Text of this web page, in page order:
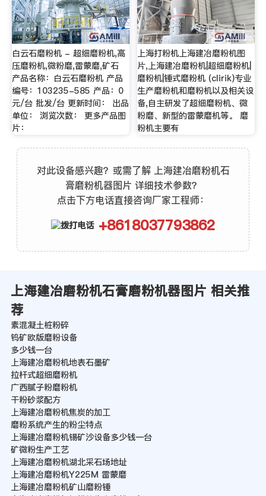
白云石磨粉机 - 超细磨粉机,高
压磨粉机,微粉磨,雷蒙磨,矿石
产品名称：白云石磨粉机 产品
编号：103235-585 产品：0
元/台 批发/台 更新时间： 出品
单位： 浏览次数： 更多产品图
片：
上海打粉机上海建冶磨粉机图
片,上海建冶磨粉机|超细磨粉机|
磨粉机|锤式磨粉机 (clirik)专业
生产磨粉机和磨粉机以及相关设
备,自主研发了超细磨粉机、微
粉磨、新型的雷蒙磨机等。 磨
粉机主要有
对此设备感兴趣？或需了解 上海建冶磨粉机石
膏磨粉机器图片 详细技术参数？
点击下方电话直接咨询厂家工程师：
+8618037793862
上海建冶磨粉机石膏磨粉机器图片 相关推
荐
素混凝土桩粉碎
钨矿欧版磨粉设备
多少钱一台
上海建冶磨粉机地表石墨矿
拉杆式超细磨粉机
广西腻子粉磨粉机
干粉砂浆配方
上海建冶磨粉机焦炭的加工
磨粉系统产生的粉尘特点
上海建冶磨粉机锡矿沙设备多少钱一台
矿微粉生产工艺
上海建冶磨粉机湖北采石场地址
上海建冶磨粉机Y225M 雷蒙磨
上海建冶磨粉机矿山磨粉锤